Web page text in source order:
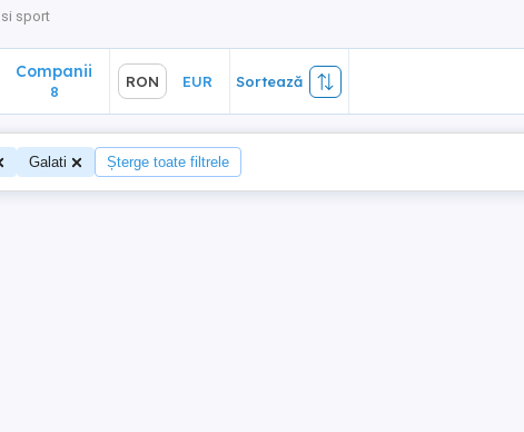
sport
Companii
8
RON EUR Sortează
Galati Șterge toate filtrele